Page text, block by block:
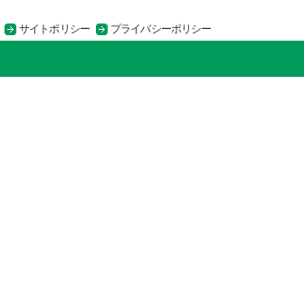
サイトポリシー プライバシーポリシー